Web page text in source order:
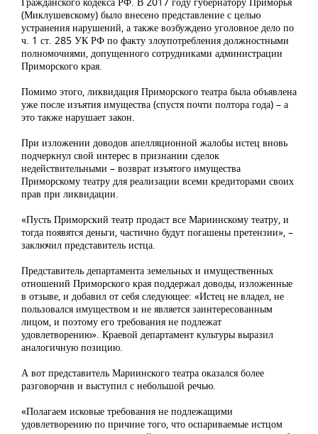
(Миклушевскому) было внесено представление с целью
устранения нарушений, а также возбуждено уголовное дело по
ч. 1 ст. 285 УК РФ по факту злоупотребления должностными
полномочиями, допущенного сотрудниками администрации
Приморского края.
Помимо этого, ликвидация Приморского театра была объявлена
уже после изъятия имущества (спустя почти полтора года) – а
это также нарушает закон.
При изложении доводов апелляционной жалобы истец вновь
подчеркнул свой интерес в признании сделок
недействительными – возврат изъятого имущества
Приморскому театру для реализации всеми кредиторами своих
прав при ликвидации.
«Пусть Приморский театр продаст все Мариинскому театру, и
тогда появятся деньги, частично будут погашены претензии», –
заключил представитель истца.
Представитель департамента земельных и имущественных
отношений Приморского края поддержал доводы, изложенные
в отзыве, и добавил от себя следующее: «Истец не владел, не
пользовался имуществом и не является заинтересованным
лицом, и поэтому его требования не подлежат
удовлетворению». Краевой департамент культуры выразил
аналогичную позицию.
А вот представитель Мариинского театра оказался более
разговорчив и выступил с небольшой речью.
«Полагаем исковые требования не подлежащими
удовлетворению по причине того, что оспариваемые истцом